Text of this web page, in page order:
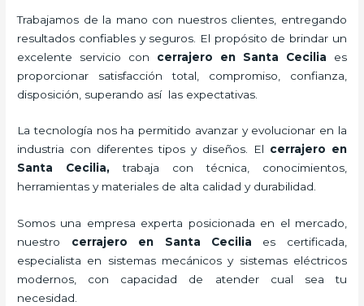
Trabajamos de la mano con nuestros clientes, entregando
resultados confiables y seguros. El propósito de brindar un
excelente servicio con cerrajero en Santa Cecilia es
proporcionar satisfacción total, compromiso, confianza,
disposición, superando así las expectativas.
La tecnología nos ha permitido avanzar y evolucionar en la
industria con diferentes tipos y diseños. El cerrajero en
Santa Cecilia,trabaja con técnica, conocimientos,
herramientas y materiales de alta calidad y durabilidad.
Somos una empresa experta posicionada en el mercado,
nuestro cerrajero en Santa Cecilia es certificada,
especialista en sistemas mecánicos y sistemas eléctricos
modernos, con capacidad de atender cual sea tu
necesidad.